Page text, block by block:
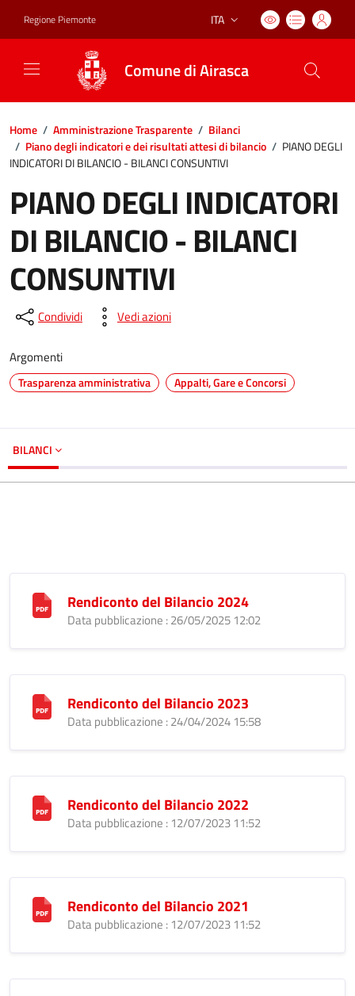
Regione Piemonte Lingua attiva:
ITA
Comune di Airasca
Home / Amministrazione Trasparente / Bilanci
/ Piano degli indicatori e dei risultati attesi di bilancio / PIANO DEGLI
INDICATORI DI BILANCIO - BILANCI CONSUNTIVI
PIANO DEGLI INDICATORI
DI BILANCIO - BILANCI
CONSUNTIVI
Condividi Vedi azioni
Argomenti
Trasparenza amministrativa Appalti, Gare e Concorsi
BILANCI
Rendiconto del Bilancio 2024
Data pubblicazione : 26/05/2025 12:02
Rendiconto del Bilancio 2023
Data pubblicazione : 24/04/2024 15:58
Rendiconto del Bilancio 2022
Data pubblicazione : 12/07/2023 11:52
Rendiconto del Bilancio 2021
Data pubblicazione : 12/07/2023 11:52